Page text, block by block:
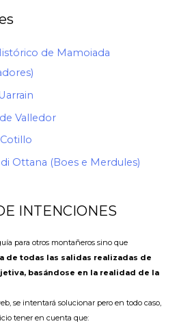
de Mamoiada
Valledor
Ottana (Boes e Merdules)
INTENCIONES
para otros montañeros sino que
de todas las salidas realizadas de
basándose en la realidad de la
se intentará solucionar pero en todo caso,
tener en cuenta que: